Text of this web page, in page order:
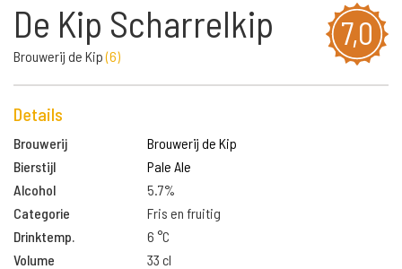
7,0
De Kip Scharrelkip
Brouwerij de Kip(6)
Details
Brouwerij
Brouwerij de Kip
Bierstijl
Pale Ale
Alcohol
5.7%
Categorie
Fris en fruitig
Drinktemp.
6 °C
Volume
33 cl